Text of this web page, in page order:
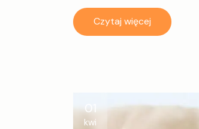
Czytaj więcej
01
kwi